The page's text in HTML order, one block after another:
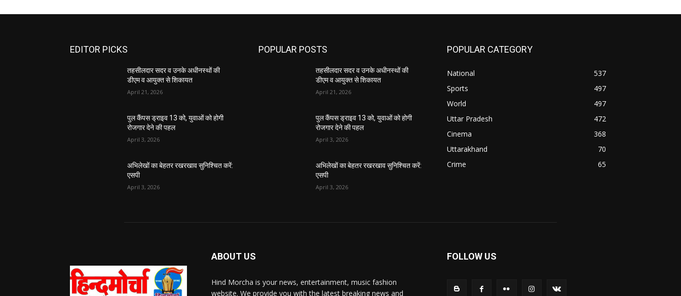
EDITOR PICKS
तहसीलदार सदर व उनके अधीनस्थों की
डीएम व आयुक्त से शिकायत
April 21, 2026
पुल कैंपस ड्राइव 13 को, युवाओं को होगी
रोजगार देने की पहल
April 3, 2026
अभिलेखों का बेहतर रखरखाव सुनिश्चित करें:
एसपी
April 3, 2026
POPULAR POSTS
तहसीलदार सदर व उनके अधीनस्थों की
डीएम व आयुक्त से शिकायत
April 21, 2026
पुल कैंपस ड्राइव 13 को, युवाओं को होगी
रोजगार देने की पहल
April 3, 2026
अभिलेखों का बेहतर रखरखाव सुनिश्चित करें:
एसपी
April 3, 2026
POPULAR CATEGORY
National
537
Sports
497
World
497
Uttar Pradesh
472
Cinema
368
Uttarakhand
70
Crime
65
ABOUT US
Hind Morcha is your news, entertainment, music fashion
website. We provide you with the latest breaking news and
FOLLOW US